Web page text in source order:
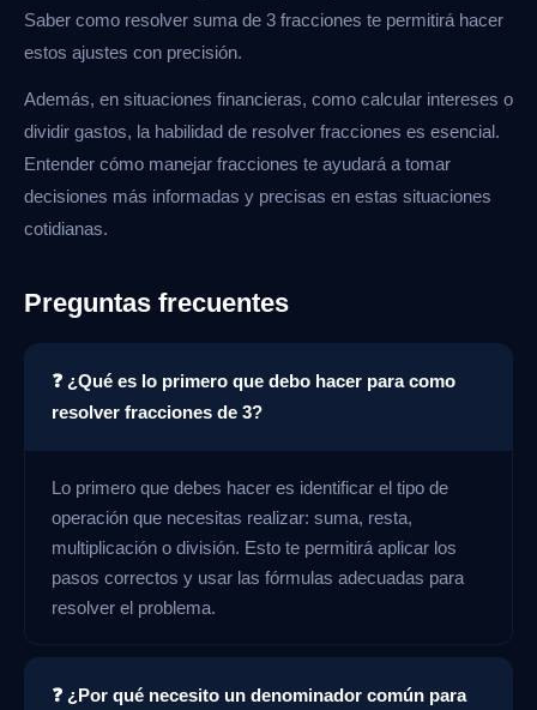
Saber como resolver suma de 3 fracciones te permitirá hacer
estos ajustes con precisión.
Además, en situaciones financieras, como calcular intereses o
dividir gastos, la habilidad de resolver fracciones es esencial.
Entender cómo manejar fracciones te ayudará a tomar
decisiones más informadas y precisas en estas situaciones
cotidianas.
Preguntas frecuentes
❓ ¿Qué es lo primero que debo hacer para como
resolver fracciones de 3?
Lo primero que debes hacer es identificar el tipo de
operación que necesitas realizar: suma, resta,
multiplicación o división. Esto te permitirá aplicar los
pasos correctos y usar las fórmulas adecuadas para
resolver el problema.
❓ ¿Por qué necesito un denominador común para